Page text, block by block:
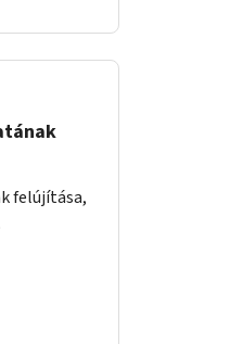
leszálló
lenne a
felújítása,